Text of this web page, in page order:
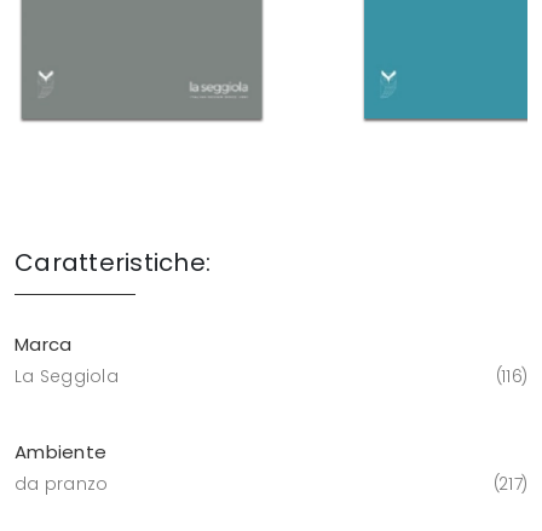
Caratteristiche:
Marca
La Seggiola 116
Ambiente
da pranzo 217